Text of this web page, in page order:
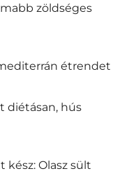
zöldséges
étrendet
diétásan, hús
kész: Olasz sült